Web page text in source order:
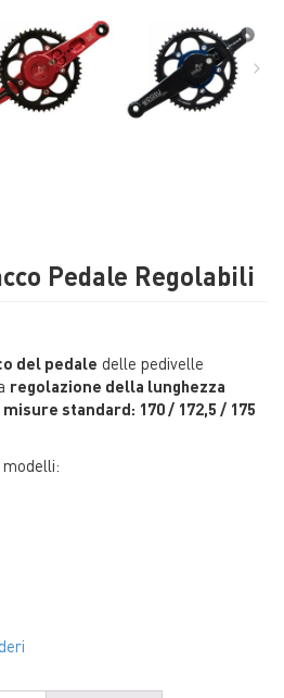
Pedale Regolabili
del pedale delle pedivelle
regolazione della lunghezza
standard: 170 / 172,5 / 175